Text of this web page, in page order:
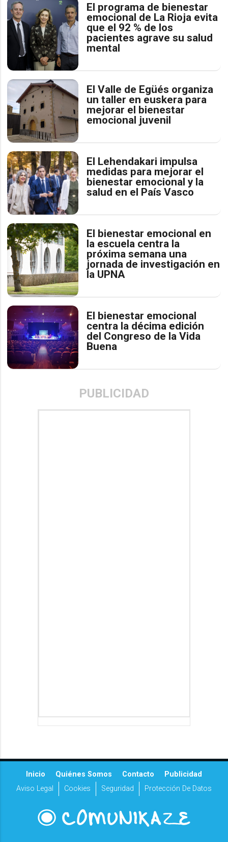
El programa de bienestar
emocional de La Rioja evita
que el 92 % de los
pacientes agrave su salud
mental
El Valle de Egüés organiza
un taller en euskera para
mejorar el bienestar
emocional juvenil
El Lehendakari impulsa
medidas para mejorar el
bienestar emocional y la
salud en el País Vasco
El bienestar emocional en
la escuela centra la
próxima semana una
jornada de investigación en
la UPNA
El bienestar emocional
centra la décima edición
del Congreso de la Vida
Buena
PUBLICIDAD
Inicio Quiénes Somos Contacto
Publicidad
Aviso Legal
Cookies Seguridad Protección De Datos